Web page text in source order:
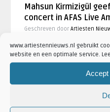
www.artiestennieuws.nl gebruikt
website en een optimale service.
Accept
Mahsun Kirmizigül
concert in AFAS Live
Geschreven doorArtiesten
Weezer brengt
naar AFAS Live
Artiesten
BLØF kondigt
Nederlandse